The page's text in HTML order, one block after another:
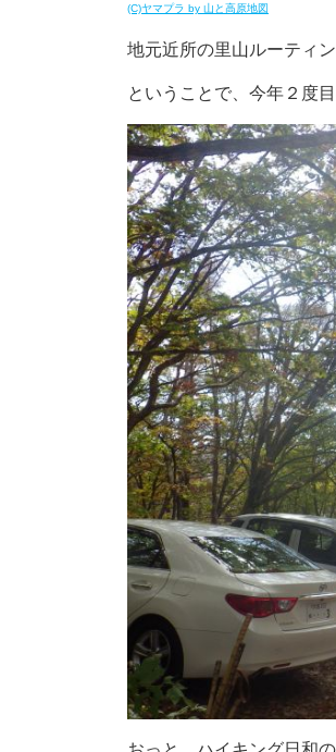
(C)ヤマプラ by 山と高原地図
地元近所の里山ルーティ
ということで、今年２度